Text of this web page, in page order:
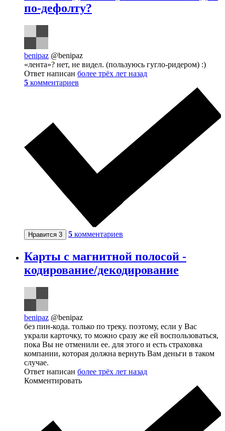
по-дефолту?
benipaz @benipaz
«лента»? нет, не видел. (пользуюсь гугло-ридером) :)
Ответ написан более трёх лет назад
5 комментариев
Нравится 3 5 комментариев
Карты с магнитной полосой -
кодирование/декодирование
benipaz @benipaz
без пин-кода. только по треку. поэтому, если у Вас
украли карточку, то можно сразу же ей воспользоваться,
пока Вы не отменили ее. для этого и есть страховка
компании, которая должна вернуть Вам деньги в таком
случае.
Ответ написан более трёх лет назад
Комментировать